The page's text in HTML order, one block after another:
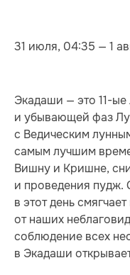
31 июля, 04:35 — 1
Экадаши — это 11-
и убывающей фаз
с Ведическим
самым лучшим
Вишну и Кришне,
и проведения пудж.
в этот день
от наших
соблюдение всех
в Экадаши